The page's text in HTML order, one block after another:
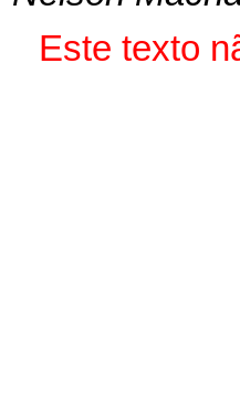
Este texto